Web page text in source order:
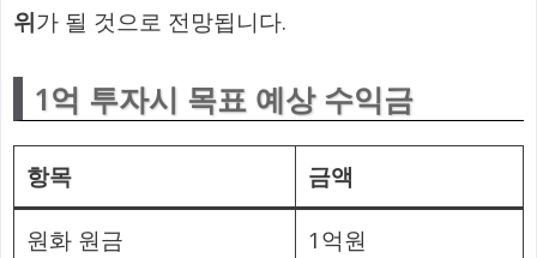
위가 될 것으로 전망됩니다.
1억 투자시 목표 예상 수익금
항목 금액
원화 원금
1억원